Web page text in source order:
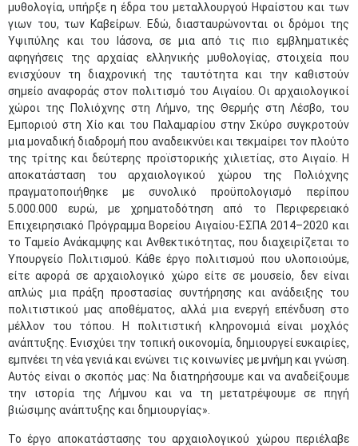
μυθολογία, υπήρξε η έδρα του μεταλλουργού Ηφαίστου και των
γιων του, των Καβείρων. Εδώ, διασταυρώνονται οι δρόμοι της
Υψιπύλης και του Ιάσονα, σε μια από τις πιο εμβληματικές
αφηγήσεις της αρχαίας ελληνικής μυθολογίας, στοιχεία που
ενισχύουν τη διαχρονική της ταυτότητα και την καθιστούν
σημείο αναφοράς στον πολιτισμό του Αιγαίου. Οι αρχαιολογικοί
χώροι της Πολιόχνης στη Λήμνο, της Θερμής στη Λέσβο, του
Εμποριού στη Χίο και του Παλαμαρίου στην Σκύρο συγκροτούν
μια μοναδική διαδρομή που αναδεικνύει και τεκμαίρει τον πλούτο
της τρίτης και δεύτερης προϊστορικής χιλιετίας, στο Αιγαίο. Η
αποκατάσταση του αρχαιολογικού χώρου της Πολιόχνης
πραγματοποιήθηκε με συνολικό προϋπολογισμό περίπου
5.000.000 ευρώ, με χρηματοδότηση από το Περιφερειακό
Επιχειρησιακό Πρόγραμμα Βορείου Αιγαίου-ΕΣΠΑ 2014–2020 και
το Ταμείο Ανάκαμψης και Ανθεκτικότητας, που διαχειρίζεται το
Υπουργείο Πολιτισμού. Κάθε έργο πολιτισμού που υλοποιούμε,
είτε αφορά σε αρχαιολογικό χώρο είτε σε μουσείο, δεν είναι
απλώς μια πράξη προστασίας συντήρησης και ανάδειξης του
πολιτιστικού μας αποθέματος, αλλά μια ενεργή επένδυση στο
μέλλον του τόπου. Η πολιτιστική κληρονομιά είναι μοχλός
ανάπτυξης. Ενισχύει την τοπική οικονομία, δημιουργεί ευκαιρίες,
εμπνέει τη νέα γενιά και ενώνει τις κοινωνίες με μνήμη και γνώση.
Αυτός είναι ο σκοπός μας: Να διατηρήσουμε και να αναδείξουμε
την ιστορία της Λήμνου και να τη μετατρέψουμε σε πηγή
βιώσιμης ανάπτυξης και δημιουργίας».
Το έργο αποκατάστασης του αρχαιολογικού χώρου περιέλαβε